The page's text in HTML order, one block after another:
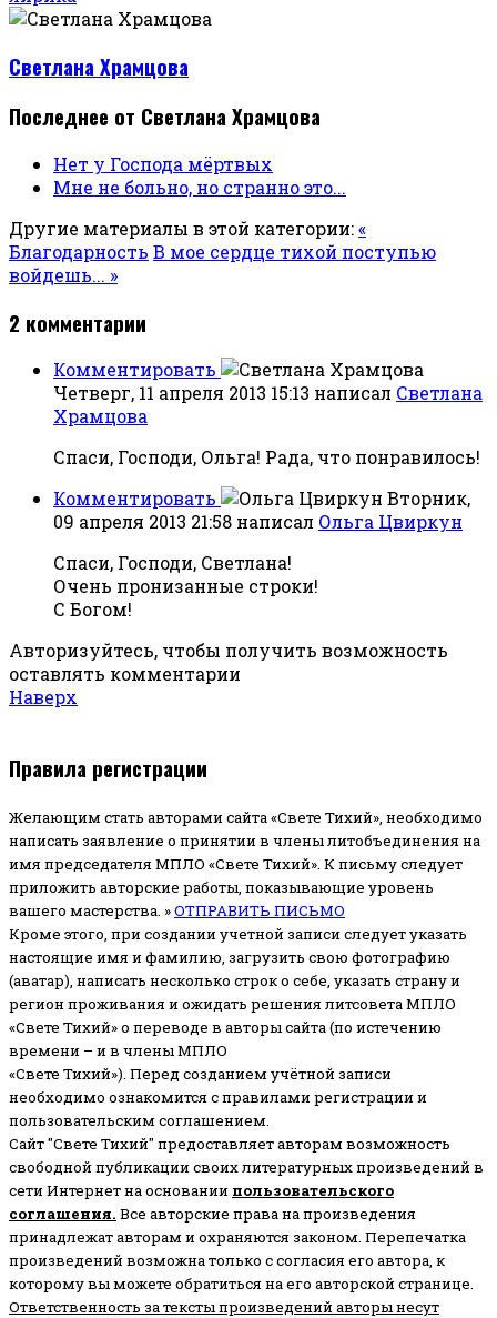
Светлана Храмцова
Последнее от Светлана Храмцова
Нет у Господа мёртвых
Мне не больно, но странно это...
Другие материалы в этой категории:«
Благодарность В мое сердце тихой поступью
войдешь... »
2 комментарии
Комментировать
Четверг, 11 апреля 2013 15:13 написал Светлана
Храмцова
Спаси, Господи, Ольга! Рада, что понравилось!
Комментировать
Вторник,
09 апреля 2013 21:58 написал Ольга Цвиркун
Спаси, Господи, Светлана!
Очень пронизанные строки!
С Богом!
Авторизуйтесь, чтобы получить возможность
оставлять комментарии
Наверх
Правила регистрации
Желающим стать авторами сайта «Свете Тихий», необходимо
написать заявление о принятии в члены литобъединения на
имя председателя МПЛО «Свете Тихий». К письму следует
приложить авторские работы, показывающие уровень
вашего мастерства. »ОТПРАВИТЬ ПИСЬМО
Кроме этого, при создании учетной записи следует указать
настоящие имя и фамилию, загрузить свою фотографию
(аватар), написать несколько строк о себе, указать страну и
регион проживания и ожидать решения литсовета МПЛО
«Свете Тихий» о переводе в авторы сайта (по истечению
времени – и в члены МПЛО
«Свете Тихий»). Перед созданием учётной записи
необходимо ознакомится с правилами регистрации и
пользовательским соглашением.
Сайт "Свете Тихий" предоставляет авторам возможность
свободной публикации своих литературных произведений в
сети Интернет на основании пользовательского
соглашения. Все авторские права на произведения
принадлежат авторам и охраняются законом. Перепечатка
произведений возможна только с согласия его автора, к
которому вы можете обратиться на его авторской странице.
Ответственность за тексты произведений авторы несут